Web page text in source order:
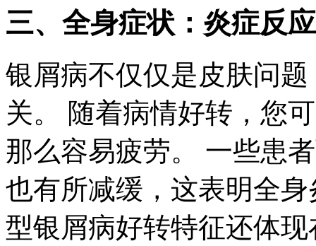
三、全身症状：炎症反
银屑病不仅仅是皮肤问
关。 随着病情好转，您
那么容易疲劳。 一些患
也有所减缓，这表明全
型银屑病好转特征还体